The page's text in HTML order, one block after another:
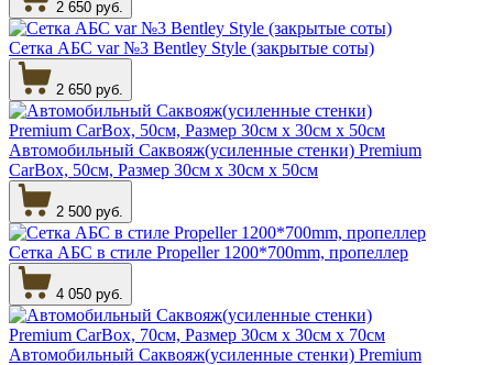
2 650 руб.
Сетка АБС var №3 Bentley Style (закрытые соты)
2 650 руб.
Автомобильный Саквояж(усиленные стенки) Premium
CarBox, 50см, Размер 30см х 30см х 50см
2 500 руб.
Сетка АБС в стиле Propeller 1200*700mm, пропеллер
4 050 руб.
Автомобильный Саквояж(усиленные стенки) Premium